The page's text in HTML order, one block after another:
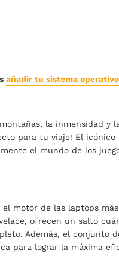
añadir tu sistema
la inmensidad y
para tu viaje! El
el mundo de los
motor de las laptops
ofrecen un salto
Además, el conjunto
para lograr la máxima